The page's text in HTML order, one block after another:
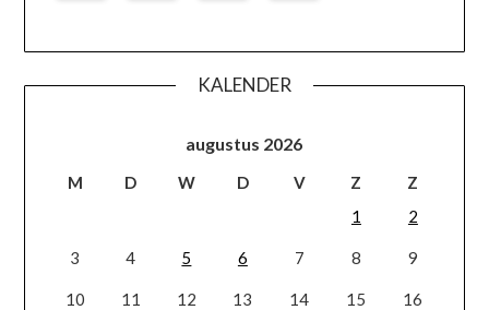
KALENDER
augustus 2026
M D W D V Z
Z
1
2
3 4 5 6 7 8 9
10 11 12 13 14 15 16